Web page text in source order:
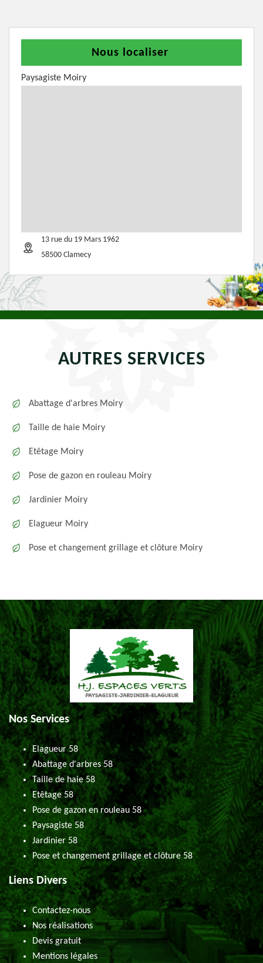
Nous localiser
Paysagiste Moiry
13 rue du 19 Mars 1962
58500 Clamecy
AUTRES SERVICES
Abattage d'arbres Moiry
Taille de haie Moiry
Etêtage Moiry
Pose de gazon en rouleau Moiry
Jardinier Moiry
Elagueur Moiry
Pose et changement grillage et clôture Moiry
Nos Services
Elagueur 58
Abattage d'arbres 58
Taille de haie 58
Etêtage 58
Pose de gazon en rouleau 58
Paysagiste 58
Jardinier 58
Pose et changement grillage et clôture 58
Liens Divers
Contactez-nous
Nos réalisations
Devis gratuit
Mentions légales